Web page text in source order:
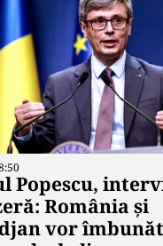
Popescu,
România și
vor